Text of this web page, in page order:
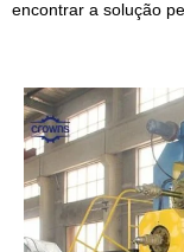
encontrar a solução